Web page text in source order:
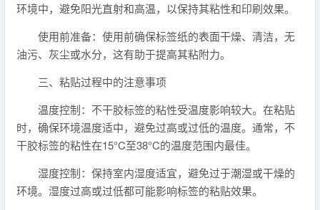
环境中，避免阳光直射和高温，以保持其粘性和印刷效果。
使用前准备：使用前确保标签纸的表面干燥、清洁，无
油污、灰尘或水分，这有助于提高其粘附力。
三、粘贴过程中的注意事项
温度控制：不干胶标签的粘性受温度影响较大。在粘贴
时，确保环境温度适中，避免过高或过低的温度。通常，不
干胶标签的粘性在15°C至38°C的温度范围内最佳。
湿度控制：保持室内湿度适宜，避免过于潮湿或干燥的
环境。湿度过高或过低都可能影响标签的粘贴效果。